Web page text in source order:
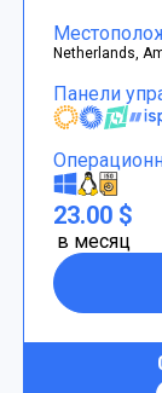
Netherlands,
Панели
23.00 $
в месяц